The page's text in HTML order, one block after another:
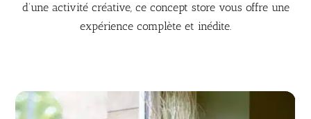
d’une activité créative, ce concept store vous offre une
expérience complète et inédite.